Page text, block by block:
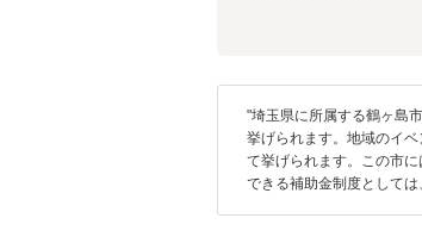
"埼玉県に所属する鶴ヶ島
挙げられます。地域のイ
て挙げられます。この市
できる補助金制度として